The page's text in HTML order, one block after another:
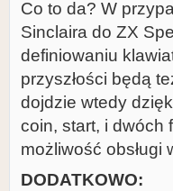
Co to da? W
Sinclaira do ZX
definiowaniu
przyszłości będą
dojdzie wtedy
coin, start, i dwóch
możliwość obsługi
DODATKOWO: